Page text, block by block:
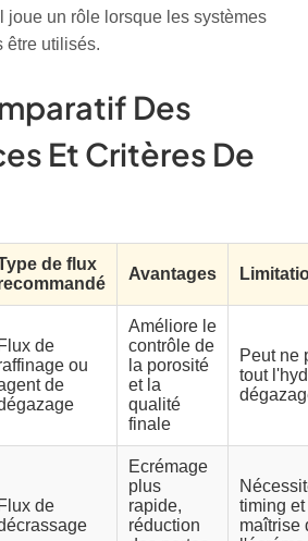
joue un rôle lorsque les systèmes
être utilisés.
Des
Et Critères De
de flux
Avantages
Flux de
ou
de
Améliore le
contrôle de
la porosité
et la
qualité
finale
Peut ne
tout
Flux de
Ecrémage
plus
rapide,
réduction
timing
maîtrise